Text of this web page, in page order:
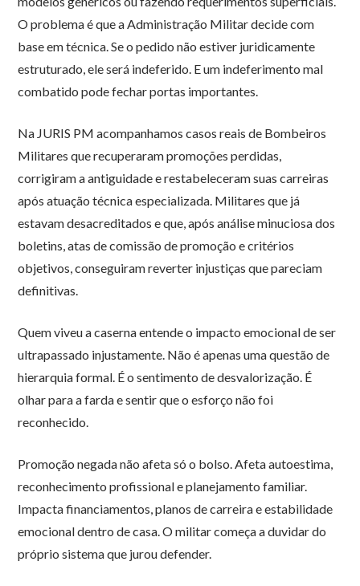
O problema é que a Administração Militar decide com
base em técnica. Se o pedido não estiver juridicamente
estruturado, ele será indeferido. E um indeferimento mal
combatido pode fechar portas importantes.
Na JURIS PM acompanhamos casos reais de Bombeiros
Militares que recuperaram promoções perdidas,
corrigiram a antiguidade e restabeleceram suas carreiras
após atuação técnica especializada. Militares que já
estavam desacreditados e que, após análise minuciosa dos
boletins, atas de comissão de promoção e critérios
objetivos, conseguiram reverter injustiças que pareciam
definitivas.
Quem viveu a caserna entende o impacto emocional de ser
ultrapassado injustamente. Não é apenas uma questão de
hierarquia formal. É o sentimento de desvalorização. É
olhar para a farda e sentir que o esforço não foi
reconhecido.
Promoção negada não afeta só o bolso. Afeta autoestima,
reconhecimento profissional e planejamento familiar.
Impacta financiamentos, planos de carreira e estabilidade
emocional dentro de casa. O militar começa a duvidar do
próprio sistema que jurou defender.